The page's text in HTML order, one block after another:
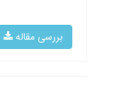
بررسی مقاله